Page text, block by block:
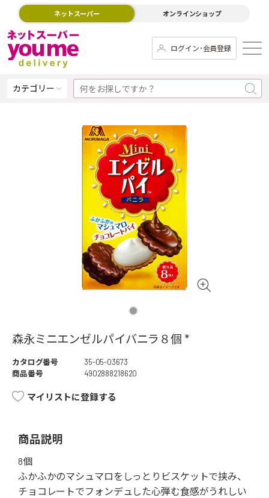
ネットスーパー オンラインショップ
ログイン･会員登録
カテゴリー
森永ミニエンゼルパイバニラ８個 *
カタログ番号
35-05-03673
商品番号
4902888218620
マイリストに登録する
商品説明
8個
ふかふかのマシュマロをしっとりビスケットで挟み、
チョコレートでフォンデュした心弾む食感がうれしい